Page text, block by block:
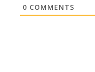
0 COMMENTS